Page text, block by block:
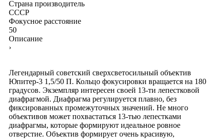
Страна производитель
СССР
Фокусное расстояние
50
Описание
›
Легендарный советский сверхсветосильный объектив
Юпитер-3 1,5/50 П. Кольцо фокусировки вращается на 180
градусов. Экземпляр интересен своей 13-ти лепестковой
диафрагмой. Диафрагма регулируется плавно, без
фиксированных промежуточных значений. Не много
объективов может похвастаться 13-тью лепестками
диафрагмы, которые формируют идеальное ровное
отверстие. Объектив формирует очень красивую,